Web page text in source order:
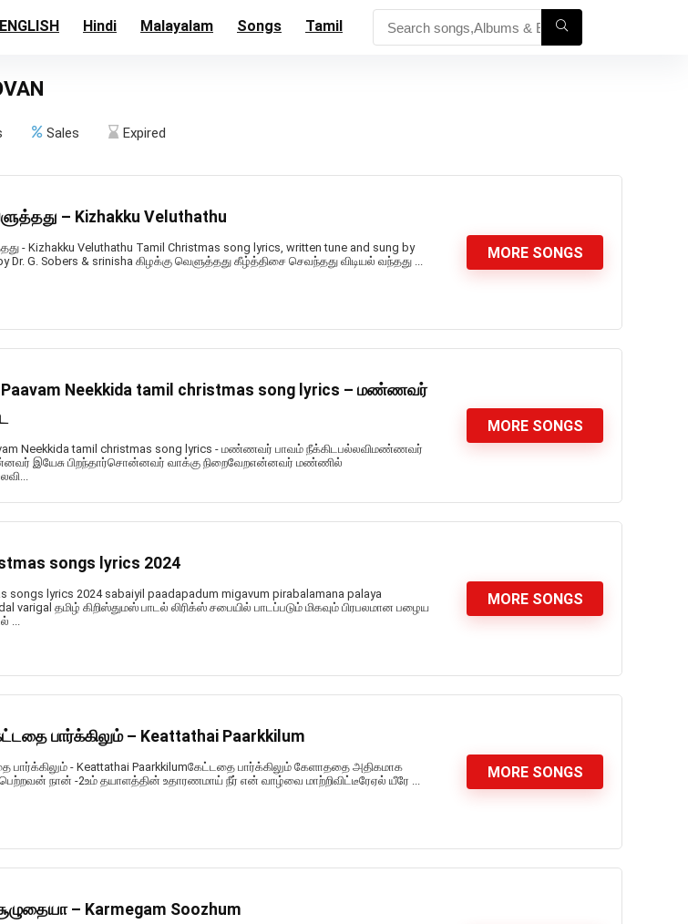
ENGLISH Hindi Malayalam Songs Tamil
Sales Expired
– Kizhakku Veluthathu
- Kizhakku Veluthathu Tamil Christmas song lyrics, written tune and sung by
Dr. G. Sobers & srinisha கிழக்கு வெளுத்தது கீழ்த்திசை செவந்தது விடியல் வந்தது ...
MORE SONGS
Paavam Neekkida tamil christmas song lyrics – மண்ணவர்
Neekkida tamil christmas song lyrics - மண்ணவர் பாவம் நீக்கிடபல்லவிமண்ணவர்
இயேசு பிறந்தார்சொன்னவர் வாக்கு நிறைவேறஎன்னவர் மண்ணில்
MORE SONGS
songs lyrics 2024
songs lyrics 2024 sabaiyil paadapadum migavum pirabalamana palaya
varigal தமிழ் கிறிஸ்துமஸ் பாடல் லிரிக்ஸ் சபையில் பாடப்படும் மிகவும் பிரபலமான பழைய
...
MORE SONGS
பார்க்கிலும் – Keattathai Paarkkilum
பார்க்கிலும் - Keattathai Paarkkilumகேட்டதை பார்க்கிலும் கேளாததை அதிகமாக
நான் -2உம் தயாளத்தின் உதாரணமாய் நீர் என் வாழ்வை மாற்றிவிட்டீரேஏல் யீரே ...
MORE SONGS
– Karmegam Soozhum